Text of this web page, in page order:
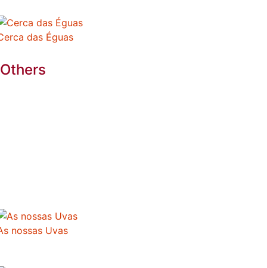
das Éguas
Others
nossas Uvas